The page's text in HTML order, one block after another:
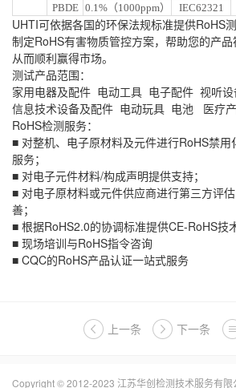
PBDE 0.1%（1000ppm） IEC62321
UHTI可依据各国的环保法规标准提供RoHS
制定RoHS有害物质管控方案，帮助您的产品
从而顺利赢得市场。
测试产品范围：
家用电器及配件 电动工具 电子配件 视听
信息技术设备及配件 电动玩具 电池 医疗
RoHS检测服务：
■ 对整机、电子原材料及元件进行RoHS禁
服务；
■ 对电子元件材料/构成声明提供支持；
■ 对电子原材料或元件供应商进行第三方评
善；
■ 根据RoHS2.0的协调标准提供CE-RoHS技
■ 现场培训与RoHS指令咨询
■ CQC的RoHS产品认证一站式服务
上一条 下一条
Copyright © 2012-2023 江苏华创检测技术服务有限